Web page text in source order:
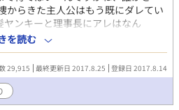
タヌキの姿になっていく。 恐らく
は人間だったのではないか。と 見
ーーーーーーーーー 頭の中のイメ
遅くなっていますが、今しか書けな
、と思います。 ※同衾の匂わせがあ
。 【この２人の他のお話】 小雪のこ
昔語り
からきた主人公はもう既にダレてい
ンキーと理事長にアレはなん
ンタジックな雰囲気を目指して…！
突っ込みたいところ満載ですが手直
品ではあります。 →『』や《》を多
注意ください。 →職業に関しての知
ていただければ幸いです。 →中途
完結にしています。
を読む
29,915 最終更新日 2017.8.25 登録日 2017.8.14